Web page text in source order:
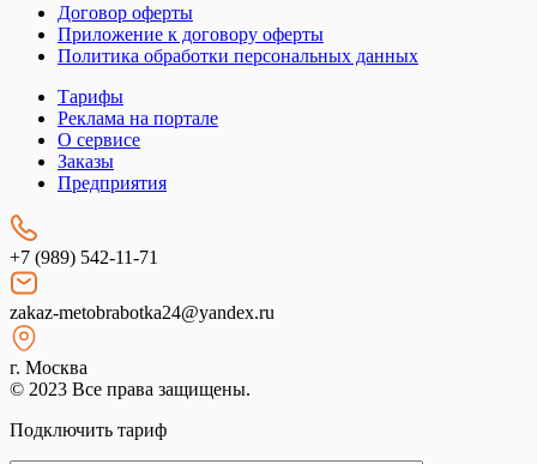
Договор оферты
Приложение к договору оферты
Политика обработки персональных данных
Тарифы
Реклама на портале
О сервисе
Заказы
Предприятия
+7 (989) 542-11-71
zakaz-metobrabotka24@yandex.ru
г. Москва
© 2023 Все права защищены.
Подключить тариф